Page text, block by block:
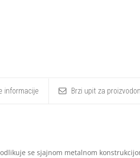
informacije Brzi upit za
odlikuje se sjajnom metalnom